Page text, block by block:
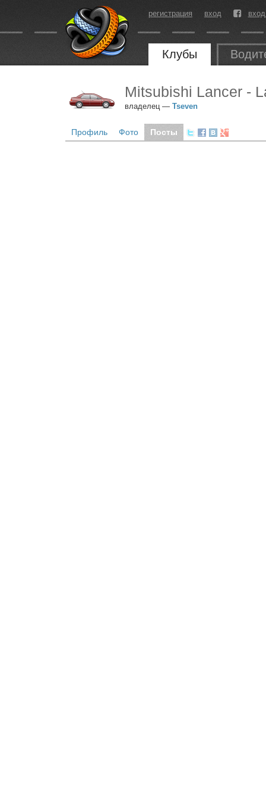
регистрация вход
Клубы
Mitsubishi Lancer -
владелец — Tseven
Профиль Фото Посты